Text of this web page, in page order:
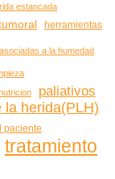
estancada
herramientas
a la humedad
paliativos
la herida(PLH)
paciente
tratamiento